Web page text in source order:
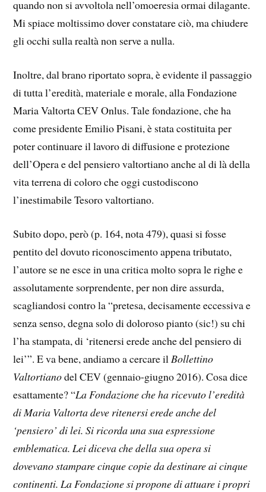
quando non si avvoltola nell’omoeresia ormai dilagante.
Mi spiace moltissimo dover constatare ciò, ma chiudere
gli occhi sulla realtà non serve a nulla.
Inoltre, dal brano riportato sopra, è evidente il passaggio
di tutta l’eredità, materiale e morale, alla Fondazione
Maria Valtorta CEV Onlus. Tale fondazione, che ha
come presidente Emilio Pisani, è stata costituita per
poter continuare il lavoro di diffusione e protezione
dell’Opera e del pensiero valtortiano anche al di là della
vita terrena di coloro che oggi custodiscono
l’inestimabile Tesoro valtortiano.
Subito dopo, però (p. 164, nota 479), quasi si fosse
pentito del dovuto riconoscimento appena tributato,
l’autore se ne esce in una critica molto sopra le righe e
assolutamente sorprendente, per non dire assurda,
scagliandosi contro la “pretesa, decisamente eccessiva e
senza senso, degna solo di doloroso pianto (sic!) su chi
l’ha stampata, di ‘ritenersi erede anche del pensiero di
lei’”. E va bene, andiamo a cercare ilBollettino
Valtortianodel CEV (gennaio-giugno 2016). Cosa dice
esattamente? “La Fondazione che ha ricevuto l’eredità
di Maria Valtorta deve ritenersi erede anche del
‘pensiero’ di lei. Si ricorda una sua espressione
emblematica. Lei diceva che della sua opera si
dovevano stampare cinque copie da destinare ai cinque
continenti. La Fondazione si propone di attuare i propri